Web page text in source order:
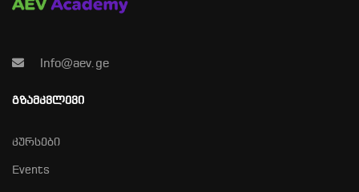
Info@aev.ge
ᲒᲖᲐᲛᲙᲕᲚᲔᲕᲘ
კურსები
Events